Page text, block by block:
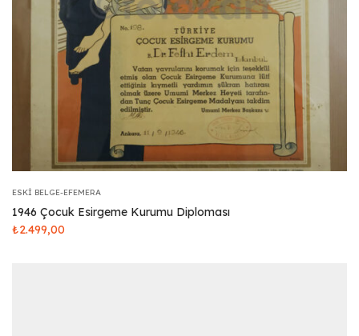
ESKI BELGE-EFEMERA
1946 Çocuk Esirgeme Kurumu Diploması
₺2.499,00